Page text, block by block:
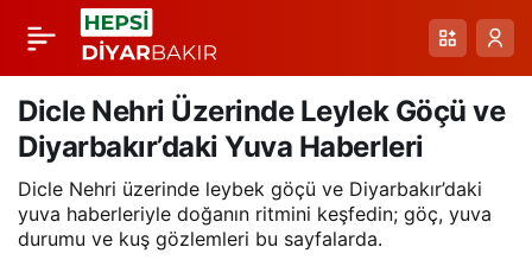
Dicle Nehri Üzerinde Leylek Göçü ve
Diyarbakır’daki Yuva Haberleri
Dicle Nehri üzerinde leybek göçü ve Diyarbakır’daki
yuva haberleriyle doğanın ritmini keşfedin; göç, yuva
durumu ve kuş gözlemleri bu sayfalarda.
Kış Şartları Bitlis’te
Tarihi Yapıları
Tehlikeye Atıyor:
Miras ve Tescil
Paylaş